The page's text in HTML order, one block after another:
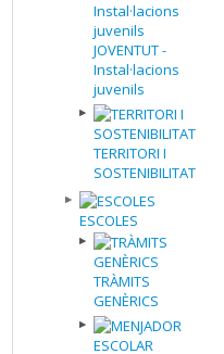
JOVENTUT -
Instal·lacions
juvenils
TERRITORI I
SOSTENIBILITAT
ESCOLES
TRÀMITS
GENÈRICS